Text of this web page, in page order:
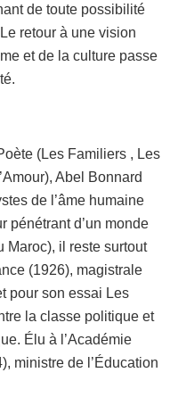
de toute possibilité
retour à une vision
et de la culture passe
(Les Familiers , Les
Abel Bonnard
de l’âme humaine
pénétrant d’un monde
Maroc), il reste surtout
(1926), magistrale
pour son essai Les
la classe politique et
Élu à l’Académie
ministre de l’Éducation